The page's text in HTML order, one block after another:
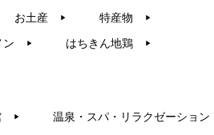
お土産 ▶︎ 特産物 ▶︎
ン ▶︎ はちきん地鶏 ▶︎
▶︎ 温泉・スパ・リラクゼーション